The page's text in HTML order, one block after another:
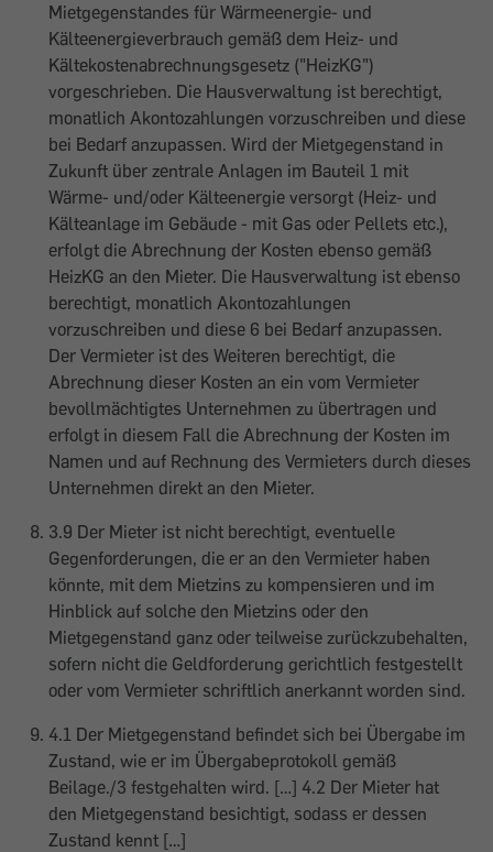
Mietgegenstandes für Wärmeenergie- und
Kälteenergieverbrauch gemäß dem Heiz- und
Kältekostenabrechnungsgesetz ("HeizKG")
vorgeschrieben. Die Hausverwaltung ist berechtigt,
monatlich Akontozahlungen vorzuschreiben und diese
bei Bedarf anzupassen. Wird der Mietgegenstand in
Zukunft über zentrale Anlagen im Bauteil 1 mit
Wärme- und/oder Kälteenergie versorgt (Heiz- und
Kälteanlage im Gebäude - mit Gas oder Pellets etc.),
erfolgt die Abrechnung der Kosten ebenso gemäß
HeizKG an den Mieter. Die Hausverwaltung ist ebenso
berechtigt, monatlich Akontozahlungen
vorzuschreiben und diese 6 bei Bedarf anzupassen.
Der Vermieter ist des Weiteren berechtigt, die
Abrechnung dieser Kosten an ein vom Vermieter
bevollmächtigtes Unternehmen zu übertragen und
erfolgt in diesem Fall die Abrechnung der Kosten im
Namen und auf Rechnung des Vermieters durch dieses
Unternehmen direkt an den Mieter.
3.9 Der Mieter ist nicht berechtigt, eventuelle
Gegenforderungen, die er an den Vermieter haben
könnte, mit dem Mietzins zu kompensieren und im
Hinblick auf solche den Mietzins oder den
Mietgegenstand ganz oder teilweise zurückzubehalten,
sofern nicht die Geldforderung gerichtlich festgestellt
oder vom Vermieter schriftlich anerkannt worden sind.
4.1 Der Mietgegenstand befindet sich bei Übergabe im
Zustand, wie er im Übergabeprotokoll gemäß
Beilage./3 festgehalten wird. […] 4.2 Der Mieter hat
den Mietgegenstand besichtigt, sodass er dessen
Zustand kennt […]